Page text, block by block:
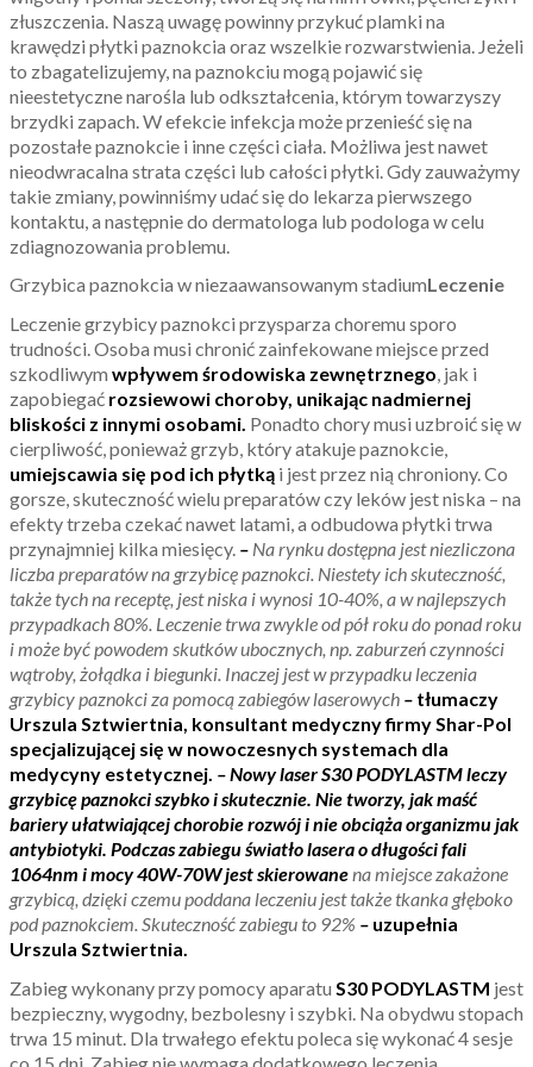
złuszczenia. Naszą uwagę powinny przykuć plamki na
krawędzi płytki paznokcia oraz wszelkie rozwarstwienia. Jeżeli
to zbagatelizujemy, na paznokciu mogą pojawić się
nieestetyczne narośla lub odkształcenia, którym towarzyszy
brzydki zapach. W efekcie infekcja może przenieść się na
pozostałe paznokcie i inne części ciała. Możliwa jest nawet
nieodwracalna strata części lub całości płytki. Gdy zauważymy
takie zmiany, powinniśmy udać się do lekarza pierwszego
kontaktu, a następnie do dermatologa lub podologa w celu
zdiagnozowania problemu.
Grzybica paznokcia w niezaawansowanym stadiumLeczenie
Leczenie grzybicy paznokci przysparza choremu sporo
trudności. Osoba musi chronić zainfekowane miejsce przed
szkodliwym wpływem środowiska zewnętrznego, jak i
zapobiegać rozsiewowi choroby, unikając nadmiernej
bliskości z innymi osobami. Ponadto chory musi uzbroić się w
cierpliwość, ponieważ grzyb, który atakuje paznokcie,
umiejscawia się pod ich płytką i jest przez nią chroniony. Co
gorsze, skuteczność wielu preparatów czy leków jest niska – na
efekty trzeba czekać nawet latami, a odbudowa płytki trwa
przynajmniej kilka miesięcy. – Na rynku dostępna jest niezliczona
liczba preparatów na grzybicę paznokci. Niestety ich skuteczność,
także tych na receptę, jest niska i wynosi 10-40%, a w najlepszych
przypadkach 80%. Leczenie trwa zwykle od pół roku do ponad roku
i może być powodem skutków ubocznych, np. zaburzeń czynności
wątroby, żołądka i biegunki. Inaczej jest w przypadku leczenia
grzybicy paznokci za pomocą zabiegów laserowych – tłumaczy
Urszula Sztwiertnia, konsultant medyczny firmy Shar-Pol
specjalizującej się w nowoczesnych systemach dla
medycyny estetycznej. – Nowy laser S30 PODYLASTM leczy
grzybicę paznokci szybko i skutecznie. Nie tworzy, jak maść
bariery ułatwiającej chorobie rozwój i nie obciąża organizmu jak
antybiotyki. Podczas zabiegu światło lasera o długości fali
1064nm i mocy 40W-70W jest skierowanena miejsce zakażone
grzybicą, dzięki czemu poddana leczeniu jest także tkanka głęboko
pod paznokciem. Skuteczność zabiegu to 92% – uzupełnia
Urszula Sztwiertnia.
Zabieg wykonany przy pomocy aparatu S30 PODYLASTM jest
bezpieczny, wygodny, bezbolesny i szybki. Na obydwu stopach
trwa 15 minut. Dla trwałego efektu poleca się wykonać 4 sesje